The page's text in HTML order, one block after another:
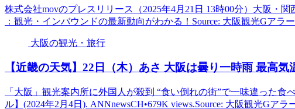
株式会社movのプレスリリース（2025年4月21日 13時00分）大阪・
：観光・インバウンドの最新動向がわかる！Source: 大阪観光Gアラー
大阪の観光・旅行
【近畿の天気】22日（木）あさ 大阪は曇り一時雨 最高気
「大阪」観光案内所に外国人が殺到 “食い倒れの街”で一味違った
ル】(2024年2月4日). ANNnewsCH•679K views.Source: 大阪観光Gアラ